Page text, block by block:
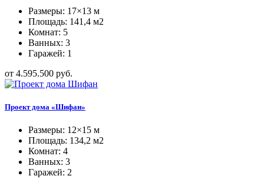
Размеры: 17×13 м
Площадь: 141,4 м2
Комнат: 5
Ванных: 3
Гаражей: 1
от 4.595.500 руб.
Проект дома «Шифан»
Размеры: 12×15 м
Площадь: 134,2 м2
Комнат: 4
Ванных: 3
Гаражей: 2